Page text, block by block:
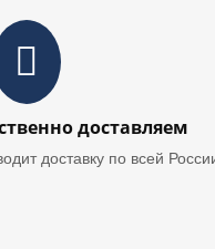
доставляем
доставку по всей